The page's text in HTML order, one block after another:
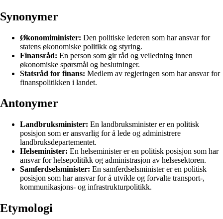
Synonymer
Økonomiminister: Den politiske lederen som har ansvar for
statens økonomiske politikk og styring.
Finansråd: En person som gir råd og veiledning innen
økonomiske spørsmål og beslutninger.
Statsråd for finans: Medlem av regjeringen som har ansvar for
finanspolitikken i landet.
Antonymer
Landbruksminister: En landbruksminister er en politisk
posisjon som er ansvarlig for å lede og administrere
landbruksdepartementet.
Helseminister: En helseminister er en politisk posisjon som har
ansvar for helsepolitikk og administrasjon av helsesektoren.
Samferdselsminister: En samferdselsminister er en politisk
posisjon som har ansvar for å utvikle og forvalte transport-,
kommunikasjons- og infrastrukturpolitikk.
Etymologi